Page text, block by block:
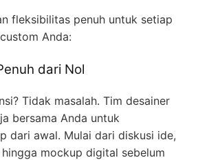
fleksibilitas penuh untuk setiap
Anda:
dari Nol
Tidak masalah. Tim desainer
bersama Anda untuk
dari awal. Mulai dari diskusi ide,
mockup digital sebelum